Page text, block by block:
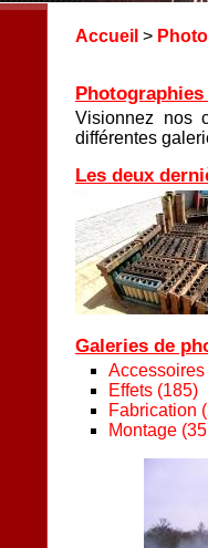
Accueil >
Visionnez nos
différentes
Les deux
Galeries de
Accessoires
Effets (185)
Fabrication
Montage